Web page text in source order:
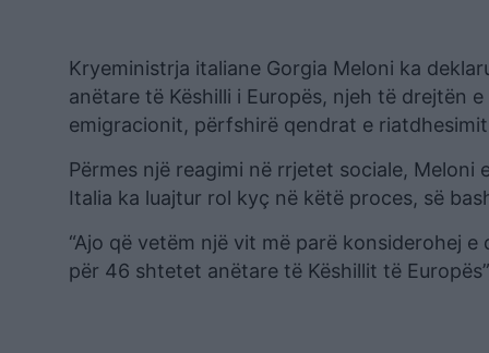
Kryeministrja italiane Gorgia Meloni ka
anëtare të Këshilli i Europës, njeh të drejtën
emigracionit, përfshirë qendrat e
Përmes një reagimi në rrjetet sociale, Meloni
Italia ka luajtur rol kyç në këtë proces, së
“Ajo që vetëm një vit më parë konsiderohej
për 46 shtetet anëtare të Këshillit të